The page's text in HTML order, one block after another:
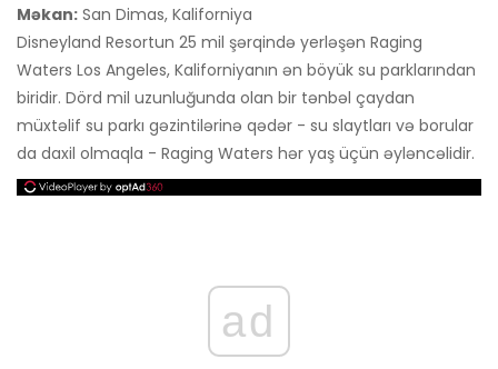
Məkan: San Dimas, Kaliforniya
Disneyland Resortun 25 mil şərqində yerləşən Raging
Waters Los Angeles, Kaliforniyanın ən böyük su parklarından
biridir. Dörd mil uzunluğunda olan bir tənbəl çaydan
müxtəlif su parkı gəzintilərinə qədər - su slaytları və borular
da daxil olmaqla - Raging Waters hər yaş üçün əyləncəlidir.
ad